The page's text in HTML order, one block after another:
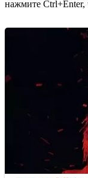
нажмите Ctrl+Enter,